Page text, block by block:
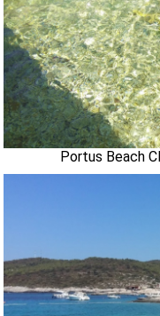
Portus Beach